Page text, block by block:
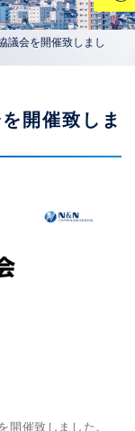
議会を開催致しまし
開催致しま
開催致しました。